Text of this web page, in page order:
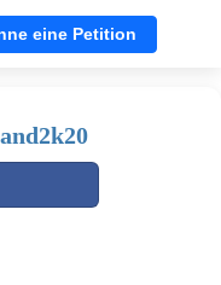
eine Petition